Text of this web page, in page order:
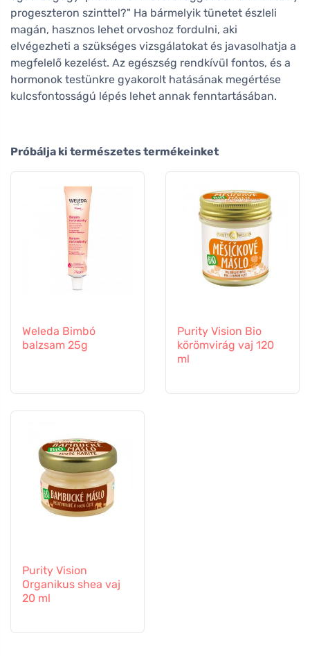
progeszteron szinttel?" Ha bármelyik tünetet észleli
magán, hasznos lehet orvoshoz fordulni, aki
elvégezheti a szükséges vizsgálatokat és javasolhatja a
megfelelő kezelést. Az egészség rendkívül fontos, és a
hormonok testünkre gyakorolt hatásának megértése
kulcsfontosságú lépés lehet annak fenntartásában.
Próbálja ki természetes termékeinket
Weleda Bimbó
balzsam 25g
Purity Vision Bio
körömvirág vaj 120
ml
Purity Vision
Organikus shea vaj
20 ml